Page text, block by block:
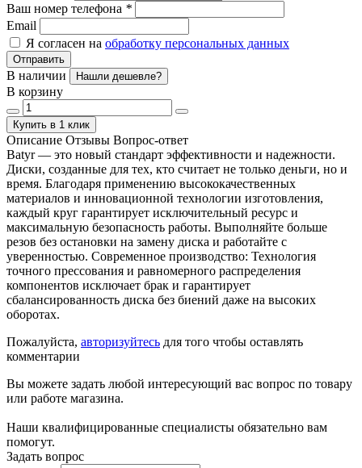
Ваш номер телефона *
Email
Я согласен на обработку персональных данных
Отправить
В наличии Нашли дешевле?
В корзину
Купить в 1 клик
Описание Отзывы Вопрос-ответ
Batyr — это новый стандарт эффективности и надежности.
Диски, созданные для тех, кто считает не только деньги, но и
время. Благодаря применению высококачественных
материалов и инновационной технологии изготовления,
каждый круг гарантирует исключительный ресурс и
максимальную безопасность работы. Выполняйте больше
резов без остановки на замену диска и работайте с
уверенностью. Современное производство: Технология
точного прессования и равномерного распределения
компонентов исключает брак и гарантирует
сбалансированность диска без биений даже на высоких
оборотах.
Пожалуйста, авторизуйтесь для того чтобы оставлять
комментарии
Вы можете задать любой интересующий вас вопрос по товару
или работе магазина.
Наши квалифицированные специалисты обязательно вам
помогут.
Задать вопрос